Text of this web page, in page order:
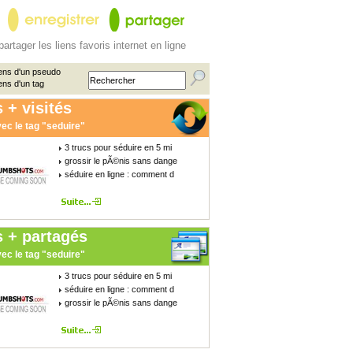
les liens favoris internet en ligne
d'un pseudo
d'un tag
+ visités
le tag "seduire"
3 trucs pour séduire en 5 mi
grossir le pÃ©nis sans dange
séduire en ligne : comment d
+ partagés
le tag "seduire"
3 trucs pour séduire en 5 mi
séduire en ligne : comment d
grossir le pÃ©nis sans dange